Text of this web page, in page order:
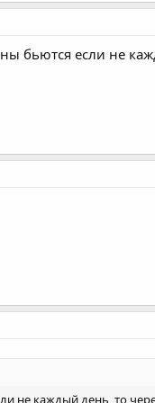
бьются если не
не каждый день, то